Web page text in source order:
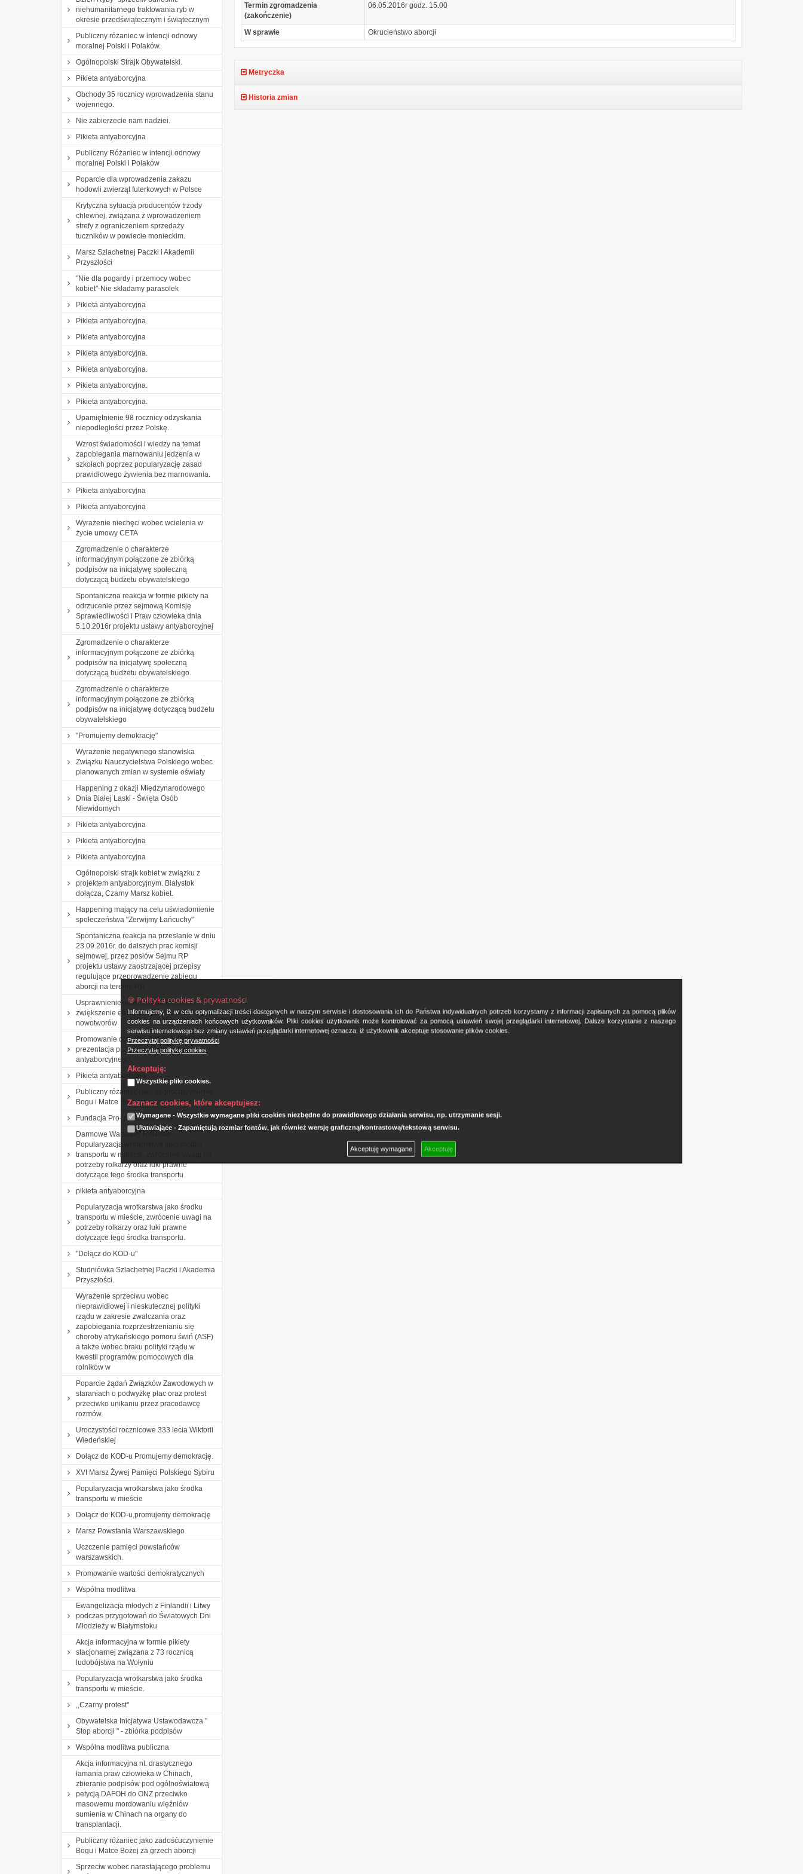
🍪 Polityka cookies & prywatności
Informujemy, iż w celu optymalizacji treści dostępnych w naszym serwisie i dostosowania ich do Państwa indywidualnych potrzeb korzystamy z informacji zapisanych za pomocą plików
cookies na urządzeniach końcowych użytkowników. Pliki cookies użytkownik może kontrolować za pomocą ustawień swojej przeglądarki internetowej. Dalsze korzystanie z naszego
serwisu internetowego bez zmiany ustawień przeglądarki internetowej oznacza, iż użytkownik akceptuje stosowanie plików cookies.
Przeczytaj politykę prywatności
Przeczytaj politykę cookies
Akceptuję:
Wszystkie pliki cookies.
Zaznacz cookies, które akceptujesz:
Wymagane - Wszystkie wymagane pliki cookies niezbędne do prawidłowego działania serwisu, np. utrzymanie sesji.
Ułatwiające - Zapamiętują rozmiar fontów, jak również wersję graficzną/kontrastową/tekstową serwisu.
Akceptuję wymagane Akceptuję
niehumanitarnego traktowania ryb w
okresie przedświątecznym i świątecznym
Publiczny różaniec w intencji odnowy
moralnej Polski i Polaków.
Ogólnopolski Strajk Obywatelski.
Pikieta antyaborcyjna
Obchody 35 rocznicy wprowadzenia stanu
wojennego.
Nie zabierzecie nam nadziei.
Pikieta antyaborcyjna
Publiczny Różaniec w intencji odnowy
moralnej Polski i Polaków
Poparcie dla wprowadzenia zakazu
hodowli zwierząt futerkowych w Polsce
Krytyczna sytuacja producentów trzody
chlewnej, związana z wprowadzeniem
strefy z ograniczeniem sprzedaży
tuczników w powiecie monieckim.
Marsz Szlachetnej Paczki i Akademii
Przyszłości
"Nie dla pogardy i przemocy wobec
kobiet"-Nie składamy parasolek
Pikieta antyaborcyjna
Pikieta antyaborcyjna.
Pikieta antyaborcyjna
Pikieta antyaborcyjna.
Pikieta antyaborcyjna.
Pikieta antyaborcyjna.
Pikieta antyaborcyjna.
Upamiętnienie 98 rocznicy odzyskania
niepodległości przez Polskę.
Wzrost świadomości i wiedzy na temat
zapobiegania marnowaniu jedzenia w
szkołach poprzez popularyzację zasad
prawidłowego żywienia bez marnowania.
Pikieta antyaborcyjna
Pikieta antyaborcyjna
Wyrażenie niechęci wobec wcielenia w
życie umowy CETA
Zgromadzenie o charakterze
informacyjnym połączone ze zbiórką
podpisów na inicjatywę społeczną
dotyczącą budżetu obywatelskiego
Spontaniczna reakcja w formie pikiety na
odrzucenie przez sejmową Komisję
Sprawiedliwości i Praw człowieka dnia
5.10.2016r projektu ustawy antyaborcyjnej
Zgromadzenie o charakterze
informacyjnym połączone ze zbiórką
podpisów na inicjatywę społeczną
dotyczącą budżetu obywatelskiego.
Zgromadzenie o charakterze
informacyjnym połączone ze zbiórką
podpisów na inicjatywę dotyczącą budżetu
obywatelskiego
"Promujemy demokrację"
Wyrażenie negatywnego stanowiska
Związku Nauczycielstwa Polskiego wobec
planowanych zmian w systemie oświaty
Happening z okazji Międzynarodowego
Dnia Białej Laski - Święta Osób
Niewidomych
Pikieta antyaborcyjna
Pikieta antyaborcyjna
Pikieta antyaborcyjna
Ogólnopolski strajk kobiet w związku z
projektem antyaborcyjnym. Białystok
dołącza, Czarny Marsz kobiet.
Happening mający na celu uświadomienie
społeczeństwa "Zerwijmy Łańcuchy"
Spontaniczna reakcja na przesłanie w dniu
23.09.2016r. do dalszych prac komisji
sejmowej, przez posłów Sejmu RP
projektu ustawy zaostrzającej przepisy
regulujące przeprowadzenie zabiegu
aborcji na terenie RP.
Usprawnienie wczesnej diagnostyki i
zwiększenie efektywności leczenia
nowotworów
Promowanie ochrony życia od poczęcia i
prezentacja przechodniom plakatu
antyaborcyjnego.
Pikieta antyaborcyjna.
Publiczny różaniec jako zadośćuczynienie
Bogu i Matce Bożej za grzech aborcji.
Fundacja Pro- prawo do życia
Darmowe Warsztaty Rolkowe.
Popularyzacja wrotkarstwa jako środka
transportu w mieście, zwrócenie uwagi na
potrzeby rolkarzy oraz luki prawne
dotyczące tego środka transportu
pikieta antyaborcyjna
Popularyzacja wrotkarstwa jako środku
transportu w mieście, zwrócenie uwagi na
potrzeby rolkarzy oraz luki prawne
dotyczące tego środka transportu.
"Dołącz do KOD-u"
Studniówka Szlachetnej Paczki i Akademia
Przyszłości.
Wyrażenie sprzeciwu wobec
nieprawidłowej i nieskutecznej polityki
rządu w zakresie zwalczania oraz
zapobiegania rozprzestrzenianiu się
choroby afrykańskiego pomoru świń (ASF)
a także wobec braku polityki rządu w
kwestii programów pomocowych dla
rolników w
Poparcie żądań Związków Zawodowych w
staraniach o podwyżkę płac oraz protest
przeciwko unikaniu przez pracodawcę
rozmów.
Uroczystości rocznicowe 333 lecia Wiktorii
Wiedeńskiej
Dołącz do KOD-u Promujemy demokrację.
XVI Marsz Żywej Pamięci Polskiego Sybiru
Popularyzacja wrotkarstwa jako środka
transportu w mieście
Dołącz do KOD-u,promujemy demokrację
Marsz Powstania Warszawskiego
Uczczenie pamięci powstańców
warszawskich.
Promowanie wartości demokratycznych
Wspólna modlitwa
Ewangelizacja młodych z Finlandii i Litwy
podczas przygotowań do Światowych Dni
Młodzieży w Białymstoku
Akcja informacyjna w formie pikiety
stacjonarnej związana z 73 rocznicą
ludobójstwa na Wołyniu
Popularyzacja wrotkarstwa jako środka
transportu w mieście.
,,Czarny protest"
Obywatelska Inicjatywa Ustawodawcza "
Stop aborcji " - zbiórka podpisów
Wspólna modlitwa publiczna
Akcja informacyjna nt. drastycznego
łamania praw człowieka w Chinach,
zbieranie podpisów pod ogólnoświatową
petycją DAFOH do ONZ przeciwko
masowemu mordowaniu więźniów
sumienia w Chinach na organy do
transplantacji.
Publiczny różaniec jako zadośćuczynienie
Bogu i Matce Bożej za grzech aborcji
Sprzeciw wobec narastającego problemu
Termin zgromadzenia
(zakończenie)
06.05.2016r godz. 15.00
W sprawie Okrucieństwo aborcji
Metryczka
Historia zmian